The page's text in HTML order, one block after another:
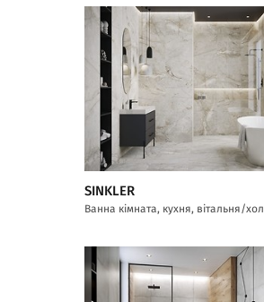
SINKLER
Ванна кімната, кухня, вітальня/хол